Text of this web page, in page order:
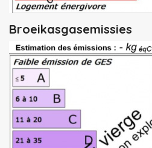
Broeikasgasemissies